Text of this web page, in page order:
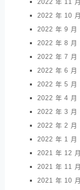
2022 年 11 月
2022 年 10 月
2022 年 9 月
2022 年 8 月
2022 年 7 月
2022 年 6 月
2022 年 5 月
2022 年 4 月
2022 年 3 月
2022 年 2 月
2022 年 1 月
2021 年 12 月
2021 年 11 月
2021 年 10 月